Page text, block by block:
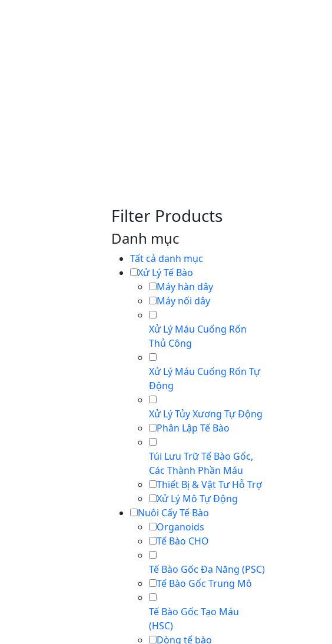
Filter Products
Danh mục
Tất cả danh mục
Xử Lý Tế Bào
Máy hàn dây
Máy nối dây
Xử Lý Máu Cuống Rốn
Thủ Công
Xử Lý Máu Cuống Rốn Tự
Động
Xử Lý Tủy Xương Tự Động
Phân Lập Tế Bào
Túi Lưu Trữ Tế Bào Gốc,
Các Thành Phần Máu
Thiết Bị & Vật Tư Hỗ Trợ
Xử Lý Mô Tự Động
Nuôi Cấy Tế Bào
Organoids
Tế Bào CHO
Tế Bào Gốc Đa Năng (PSC)
Tế Bào Gốc Trung Mô
Tế Bào Gốc Tạo Máu
(HSC)
Dòng tế bào